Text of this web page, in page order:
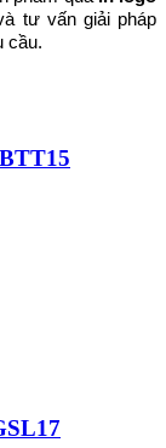
cầu.